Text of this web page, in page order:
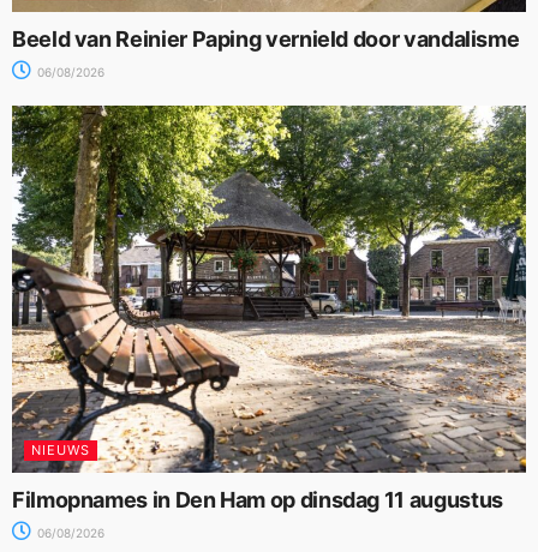
Beeld van Reinier Paping vernield door vandalisme
06/08/2026
NIEUWS
Filmopnames in Den Ham op dinsdag 11 augustus
06/08/2026